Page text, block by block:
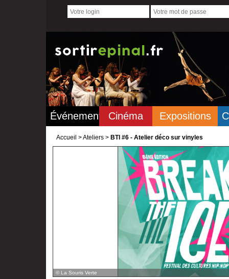
Événements Cinéma Expositions
Accueil >Ateliers > BTI #6 - Atelier déco sur vinyles
© La Souris Verte